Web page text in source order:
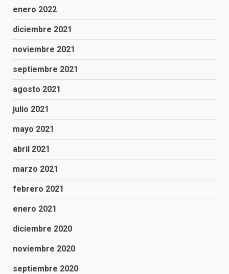
enero 2022
diciembre 2021
noviembre 2021
septiembre 2021
agosto 2021
julio 2021
mayo 2021
abril 2021
marzo 2021
febrero 2021
enero 2021
diciembre 2020
noviembre 2020
septiembre 2020